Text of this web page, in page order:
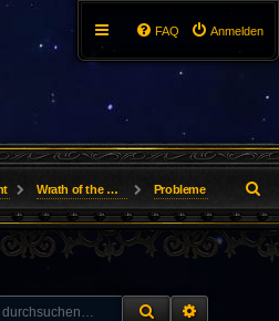
Anmelden
FAQ
Wrath of the Lich King Probleme
u
c
SUCHE